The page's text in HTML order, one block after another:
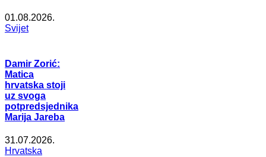
01.08.2026.
Svijet
Damir Zorić:
Matica
hrvatska stoji
uz svoga
potpredsjednika
Marija Jareba
31.07.2026.
Hrvatska